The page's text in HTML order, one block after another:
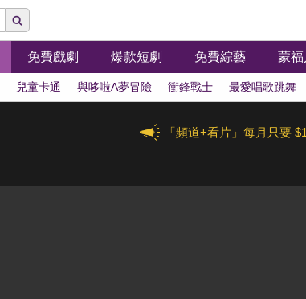
免費戲劇 爆款短劇 免費綜藝 蒙福
兒童卡通 與哆啦A夢冒險 衝鋒戰士 最愛唱歌跳舞
「頻道+看片」每月只要